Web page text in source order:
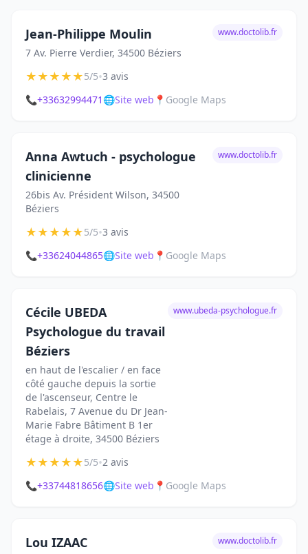
Jean-Philippe Moulin
7 Av. Pierre Verdier, 34500 Béziers
www.doctolib.fr
★★★★★5/5•3 avis
📞+33632994471 🌐Site web 📍 Google Maps
Anna Awtuch - psychologue
clinicienne
26bis Av. Président Wilson, 34500
Béziers
www.doctolib.fr
★★★★★5/5•3 avis
📞+33624044865🌐Site web 📍 Google Maps
Cécile UBEDA
Psychologue du travail
Béziers
en haut de l'escalier / en face
côté gauche depuis la sortie
de l'ascenseur, Centre le
Rabelais, 7 Avenue du Dr Jean-
Marie Fabre Bâtiment B 1er
étage à droite, 34500 Béziers
www.ubeda-psychologue.fr
★★★★★5/5•2 avis
📞+33744818656🌐Site web 📍 Google Maps
Lou IZAAC www.doctolib.fr